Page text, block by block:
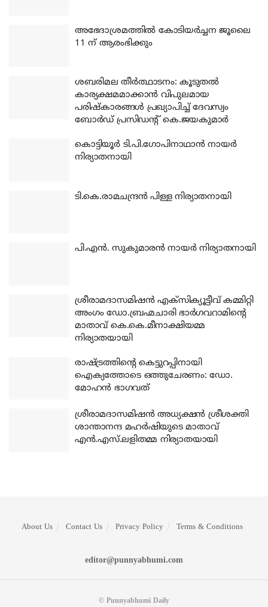
അഭേദാശ്രമത്തില്‍ കോടിയര്‍ച്ചന ജൂലൈ
11 ന് ആരംഭിക്കും
ശബരിമല തീര്‍ത്ഥാടനം: കൂടുതല്‍
കാര്യക്ഷമമാക്കാന്‍ വിപുലമായ
പരിഷ്‌കാരങ്ങള്‍ പ്രഖ്യാപിച്ച് ദേവസ്വം
ബോര്‍ഡ് പ്രസിഡന്റ് കെ.ജയകുമാര്‍
കൊട്ടിയൂര്‍ ടി.പി.ഗോപിനാഥാന്‍ നായര്‍
നിര്യാതനായി
ടി.കെ.രാമചന്ദ്രന്‍ പിള്ള നിര്യാതനായി
പി.എന്‍. സുകുമാരന്‍ നായര്‍ നിര്യാതനായി
ശ്രീരാമദാസമിഷന്‍ എക്‌സിക്യൂട്ടീവ് കമ്മിറ്റി
അംഗം ഡോ.ബ്രഹ്മചാരി ഭാര്‍ഗവറാമിന്റെ
മാതാവ് കെ.കെ.മീനാക്ഷിയമ്മ
നിര്യാതയായി
രാഷ്ട്രത്തിന്റെ കെട്ടുറപ്പിനായി
ഐക്യത്തോടെ ഒത്തുചേരണം: ഡോ.
മോഹന്‍ ഭാഗവത്
ശ്രീരാമദാസമിഷന്‍ അധ്യക്ഷന്‍ ശ്രീശക്തി
ശാന്താനന്ദ മഹര്‍ഷിയുടെ മാതാവ്
എന്‍.എസ്.ലളിതമ്മ നിര്യാതയായി
About Us Contact Us Privacy Policy Terms & Conditions
editor@punnyabhumi.com
© Punnyabhumi Daily